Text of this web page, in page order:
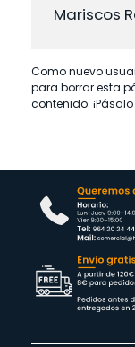
Mariscos
Como nuevo
para borrar esta
contenido. ¡Pásalo